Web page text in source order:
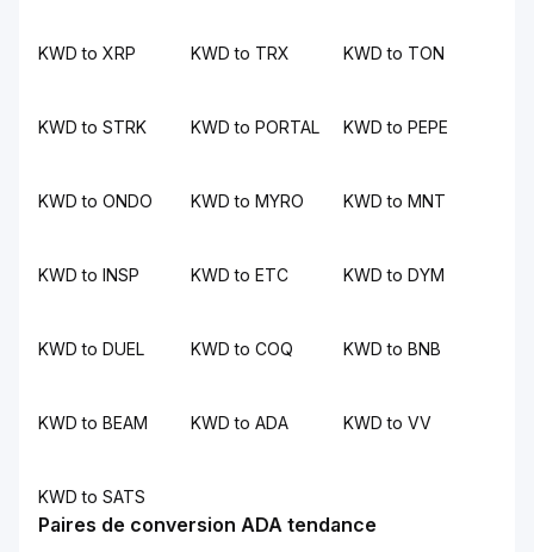
KWD to XRP KWD to TRX KWD to TON
KWD to STRK KWD to PORTAL KWD to PEPE
KWD to ONDO KWD to MYRO KWD to MNT
KWD to INSP KWD to ETC KWD to DYM
KWD to DUEL KWD to COQ KWD to BNB
KWD to BEAM KWD to ADA KWD to VV
KWD to SATS
Paires de conversion ADA tendance